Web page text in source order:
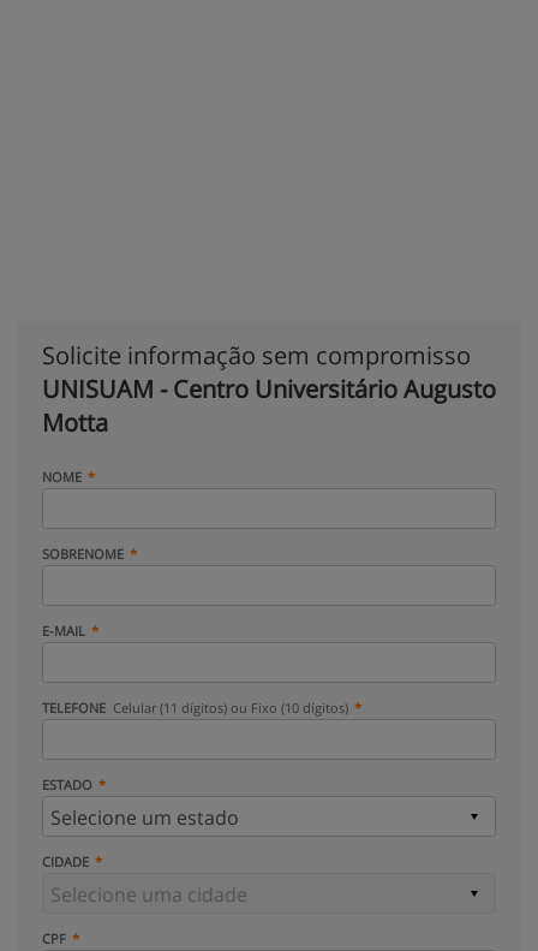
Solicite informação sem compromisso
UNISUAM - Centro Universitário Augusto
Motta
NOME
SOBRENOME
E-MAIL
TELEFONE Celular (11 dígitos) ou Fixo (10 dígitos)
ESTADO
CIDADE
CPF